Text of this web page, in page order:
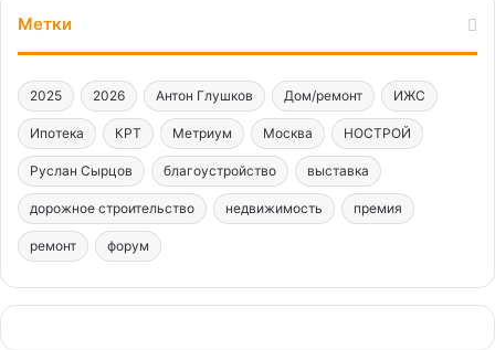
Метки
2025 2026 Антон Глушков Дом/ремонт ИЖС
Ипотека КРТ Метриум Москва НОСТРОЙ
Руслан Сырцов благоустройство выставка
дорожное строительство недвижимость премия
ремонт форум